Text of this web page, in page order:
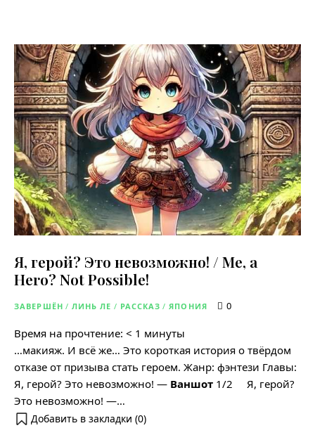
Я, герой? Это невозможно! / Me, a
Hero? Not Possible!
ЗАВЕРШЁН / ЛИНЬ ЛЕ / РАССКАЗ / ЯПОНИЯ 0
Время на прочтение: < 1 минуты
…макияж. И всё же… Это короткая история о твёрдом
отказе от призыва стать героем. Жанр: фэнтези Главы:
Я, герой? Это невозможно! ― Ваншот 1/2 Я, герой?
Это невозможно! ―…
Добавить в закладки (0)